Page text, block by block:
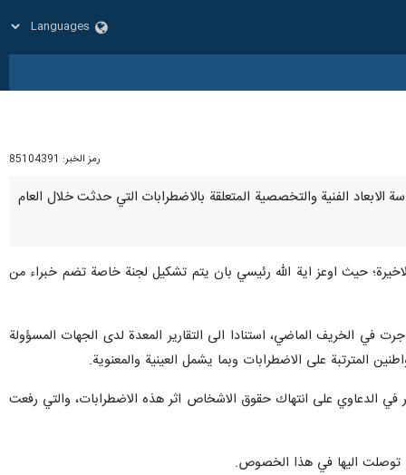
رمز الخبر: 85104391
الابعاد الفنية والتخصصية المتعلقة بالاضطرابات التي حدثت خلال العام
الاخيرة؛ حيث اوعز اية الله رئيسي بان يتم تشكيل لجنة خاصة تضم خبراء من
في الخريف الماضي، استنادا الى التقارير المعدة لدى الجهات المسؤولة
المترتبة على الاضطرابات وبما يشمل العينية والمعنوية.
في الدعاوي على انتهاك حقوق الاشخاص اثر هذه الاضطرابات، والتي رفعت
توصلت اليها في هذا الخصوص.